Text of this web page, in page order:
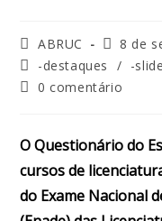
ABRUC
8 de
-destaques
/ -
0 comentário
O Questionário do
cursos de
do Exame Nacional